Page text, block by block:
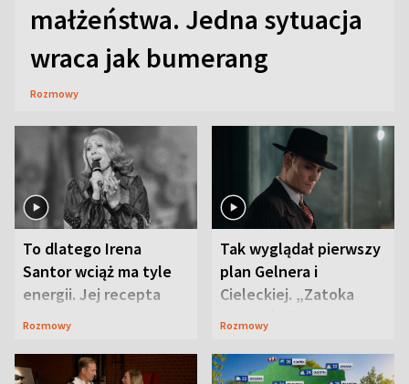
małżeństwa. Jedna sytuacja
wraca jak bumerang
Rozmowy
To dlatego Irena
Santor wciąż ma tyle
energii. Jej recepta
jest zaskakująco
Rozmowy
Tak wyglądał pierwszy
plan Gelnera i
Cieleckiej. „Zatoka
szpiegów” od razu ich
Rozmowy